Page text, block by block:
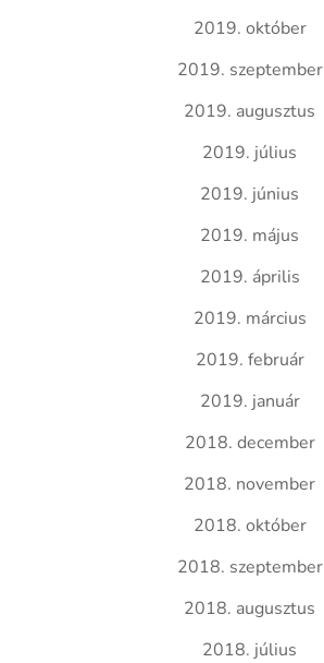
2019. október
2019. szeptember
2019. augusztus
2019. július
2019. június
2019. május
2019. április
2019. március
2019. február
2019. január
2018. december
2018. november
2018. október
2018. szeptember
2018. augusztus
2018. július